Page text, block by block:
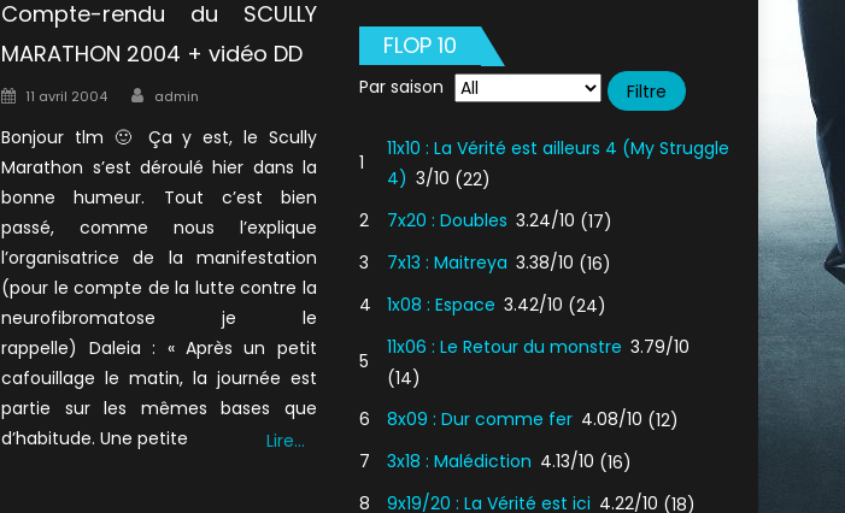
Compte-rendu du SCULLY
MARATHON 2004 + vidéo DD
Posted
11 avril 2004 Author
admin
Bonjour tlm 🙂 Ça y est, le Scully
Marathon s’est déroulé hier dans la
bonne humeur. Tout c’est bien
passé, comme nous l’explique
l’organisatrice de la manifestation
(pour le compte de la lutte contre la
neurofibromatose je le
rappelle) Daleia : « Après un petit
cafouillage le matin, la journée est
partie sur les mêmes bases que
d’habitude. Une petite
Lire…
FLOP 10
Par saison
1
11x10 : La Vérité est ailleurs 4 (My Struggle
4) 3/10 (22)
2
7x20 : Doubles 3.24/10 (17)
3
7x13 : Maitreya 3.38/10 (16)
4
1x08 : Espace 3.42/10 (24)
5
11x06 : Le Retour du monstre 3.79/10
(14)
6
8x09 : Dur comme fer 4.08/10 (12)
7
3x18 : Malédiction 4.13/10 (16)
8
9x19/20 : La Vérité est ici 4.22/10 (18)